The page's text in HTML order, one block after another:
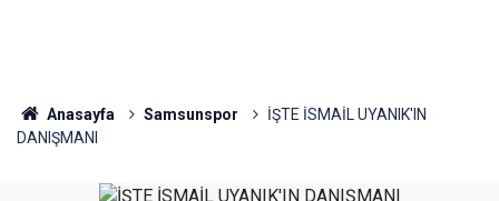
Anasayfa Samsunspor
İŞTE İSMAİL UYANIK'IN
DANIŞMANI